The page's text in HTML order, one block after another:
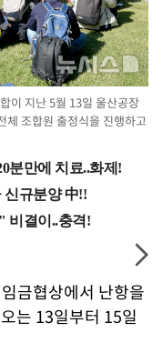
이 지난 5월 13일 울산공장
체 조합원 출정식을 진행하고
금협상에서 난항을
는 13일부터 15일